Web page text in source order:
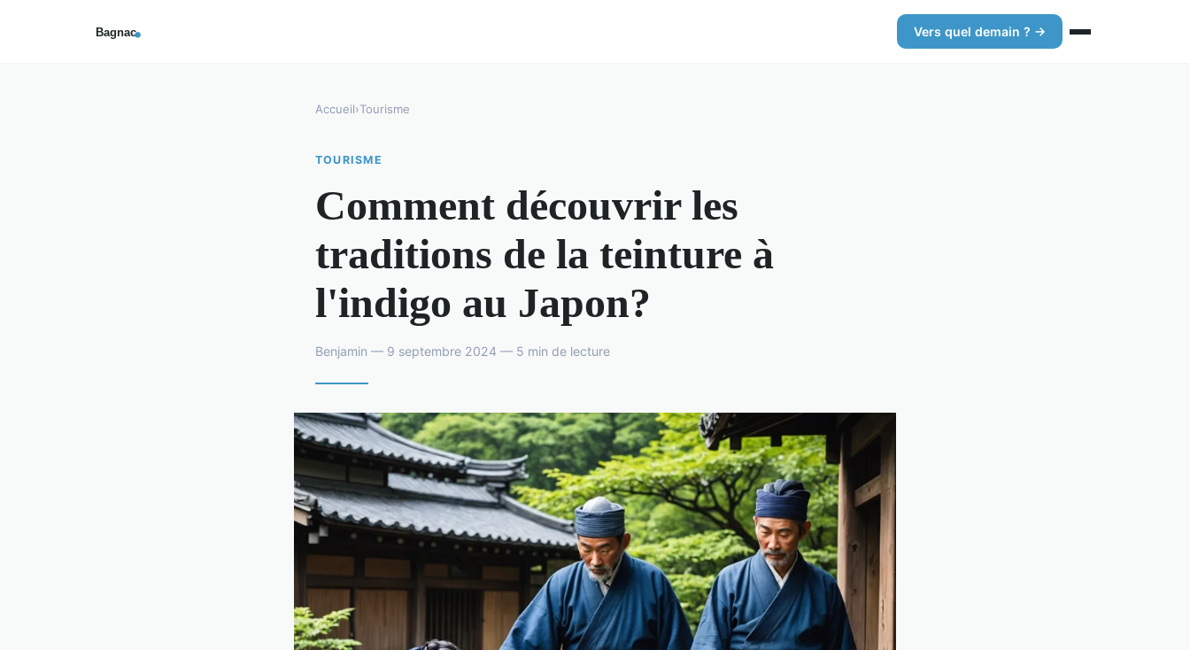
Vers quel demain ? →
Accueil›Tourisme
TOURISME
Comment découvrir les
traditions de la teinture à
l'indigo au Japon?
Benjamin — 9 septembre 2024 — 5 min de lecture